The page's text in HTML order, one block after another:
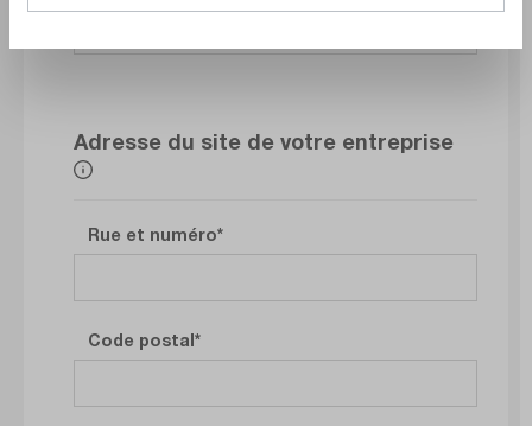
Adresse du site de votre entreprise
Rue et numéro
Code postal